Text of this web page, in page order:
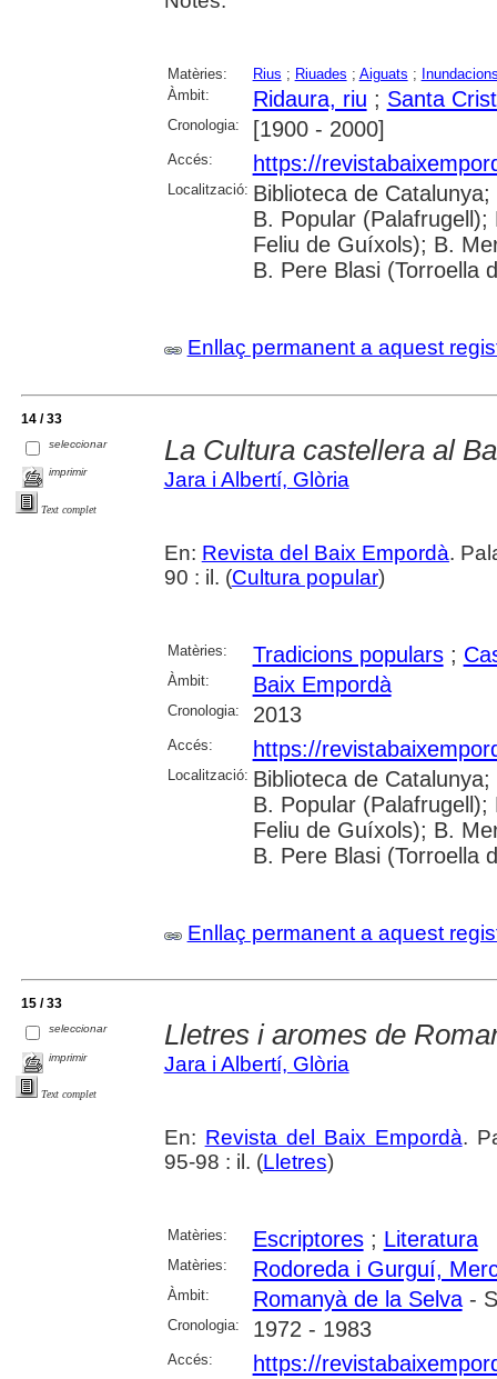
Matèries: Rius ; Riuades ; Aiguats ;
Àmbit:
Ridaura, riu ; Santa
Cronologia: [1900 - 2000]
Accés: https://
Localització: Biblioteca de
B. Popular
Feliu de Guíxols); B.
B. Pere Blasi (Torroella
Enllaç permanent a aquest
14 / 33
seleccionar
imprimir
Text complet
La Cultura castellera al
Jara i Albertí, Glòria
En: Revista del Baix Empordà.
90 : il. (Cultura popular)
Matèries: Tradicions populars;
Àmbit: Baix Empordà
Cronologia: 2013
Accés: https://
Localització: Biblioteca de
B. Popular
Feliu de Guíxols); B.
B. Pere Blasi (Torroella
Enllaç permanent a aquest
15 / 33
seleccionar
imprimir
Text complet
Lletres i aromes de
Jara i Albertí, Glòria
En: Revista del Baix Empordà.
95-98 : il. (Lletres)
Matèries: Escriptores; Literatura
Matèries: Rodoreda i Gurguí,
Àmbit: Romanyà de la Selva-
Cronologia: 1972 - 1983
Accés: https://